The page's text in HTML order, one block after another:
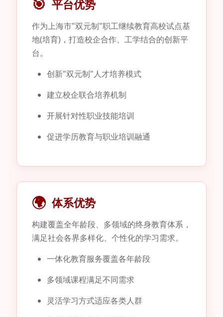
🎯 平台优势
作为上海市"双元制"职工继续教育高校试点基
地(培育)，打造校企合作、工学结合的创新平
台。
创新"双元制"人才培养模式
建立校企联合培养机制
开展针对性职业技能培训
促进学历教育与职业培训融通
🌍 体系优势
构建覆盖全年龄段、多领域的终身教育体系，
满足社会各界多样化、个性化的学习需求。
一体化教育服务覆盖各年龄段
多领域课程满足不同需求
灵活学习方式适应各类人群